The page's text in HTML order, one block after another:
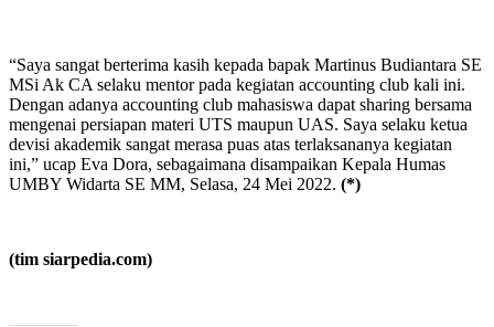
“Saya sangat berterima kasih kepada bapak Martinus Budiantara SE
MSi Ak CA selaku mentor pada kegiatan accounting club kali ini.
Dengan adanya accounting club mahasiswa dapat sharing bersama
mengenai persiapan materi UTS maupun UAS. Saya selaku ketua
devisi akademik sangat merasa puas atas terlaksananya kegiatan
ini,” ucap Eva Dora, sebagaimana disampaikan Kepala Humas
UMBY Widarta SE MM, Selasa, 24 Mei 2022. (*)
(tim siarpedia.com)